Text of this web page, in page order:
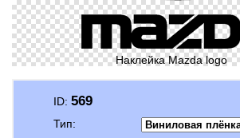
Наклейка Mazda logo
ID: 569
Тип: